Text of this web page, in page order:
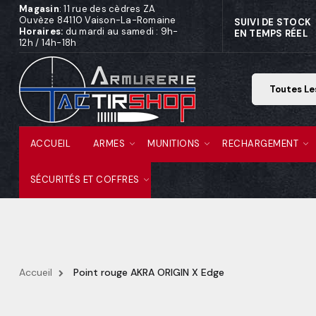
Magasin: 11 rue des cèdres ZA
Ouvèze 84110 Vaison-La-Romaine
Horaires: du mardi au samedi : 9h-
12h / 14h-18h
SUIVI DE STOCK
EN TEMPS RÉEL
ACCUEIL ARMES MUNITIONS RECHARGEMENT
SÉCURITÉS ET COFFRES
Accueil Point rouge AKRA ORIGIN X Edge